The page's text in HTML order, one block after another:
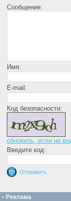
Сообщение:
Имя:
E-mail:
Код безопасности:
обновить, если не
Введите код:
Реклама